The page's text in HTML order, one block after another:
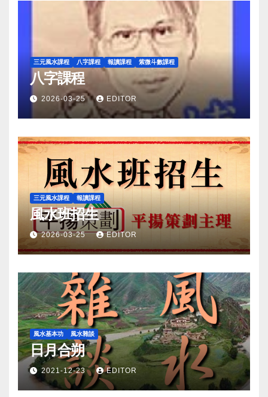
三元風水課程 八字課程 報讀課程 紫微斗數課程
八字課程
2026-03-25 EDITOR
三元風水課程 報讀課程
風水班招生
2026-03-25 EDITOR
風水基本功 風水雜談
日月合朔
2021-12-23 EDITOR